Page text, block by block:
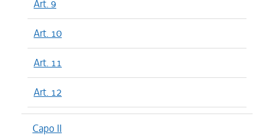
Art. 9
Art. 10
Art. 11
Art. 12
Capo II